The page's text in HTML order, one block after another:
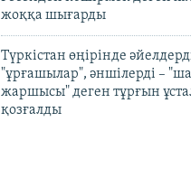
жоққа шығарды
Түркістан өңірінде
"ұрғашылар", әншілерді –
жаршысы" деген тұрғын
қозғалды